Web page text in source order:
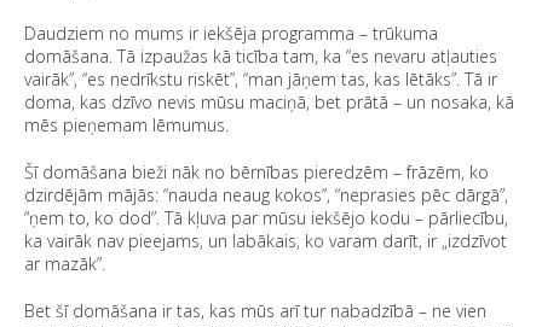
Daudziem no mums ir iekšēja programma – trūkuma
domāšana. Tā izpaužas kā ticība tam, ka “es nevaru atļauties
vairāk”, “es nedrīkstu riskēt”, “man jāņem tas, kas lētāks”. Tā ir
doma, kas dzīvo nevis mūsu maciņā, bet prātā – un nosaka, kā
mēs pieņemam lēmumus.
Šī domāšana bieži nāk no bērnības pieredzēm – frāzēm, ko
dzirdējām mājās: “nauda neaug kokos”, “neprasies pēc dārgā”,
“ņem to, ko dod”. Tā kļuva par mūsu iekšējo kodu – pārliecību,
ka vairāk nav pieejams, un labākais, ko varam darīt, ir „izdzīvot
ar mazāk”.
Bet šī domāšana ir tas, kas mūs arī tur nabadzībā – ne vien